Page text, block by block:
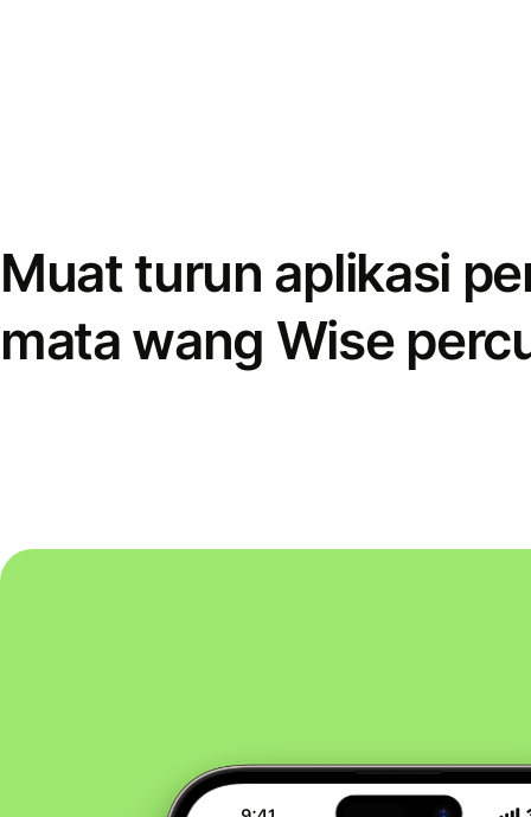
Muat turun aplikasi
mata wang Wise